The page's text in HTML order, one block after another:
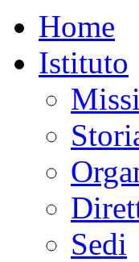
Home
Istituto
Sedi